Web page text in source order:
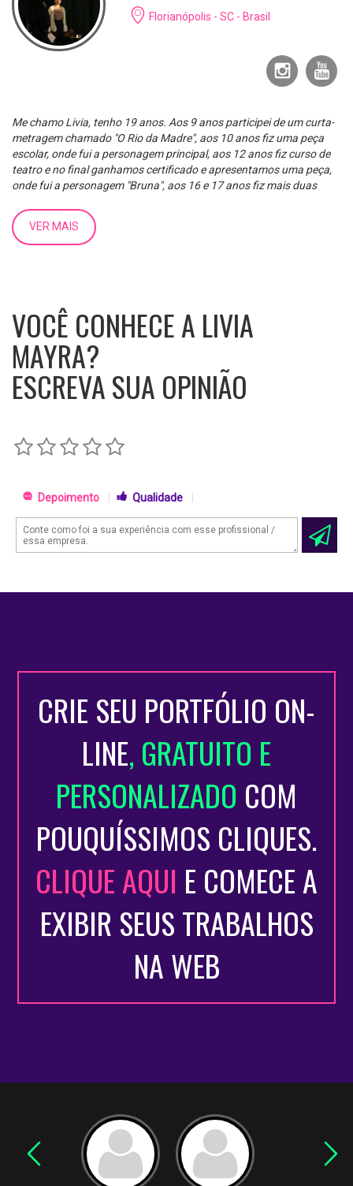
Florianópolis - SC - Brasil
Me chamo Livia, tenho 19 anos. Aos 9 anos participei de um curta-
metragem chamado "O Rio da Madre", aos 10 anos fiz uma peça
escolar, onde fui a personagem principal, aos 12 anos fiz curso de
teatro e no final ganhamos certificado e apresentamos uma peça,
onde fui a personagem "Bruna", aos 16 e 17 anos fiz mais duas
onde em uma das peças (2023) fui a personagem "Marry Warren"
em "As Bruxas de Salém", e aos 18 anos (em 2024), participei de
mais uma curta-metragem, onde fui a coadjuvante "Maria".
VER MAIS
VOCÊ CONHECE A LIVIA
MAYRA?
ESCREVA SUA OPINIÃO
Depoimento Qualidade
CRIE SEU PORTFÓLIO ON-
LINE, GRATUITO E
PERSONALIZADO COM
POUQUÍSSIMOS CLIQUES.
CLIQUE AQUI E COMECE A
EXIBIR SEUS TRABALHOS
NA WEB